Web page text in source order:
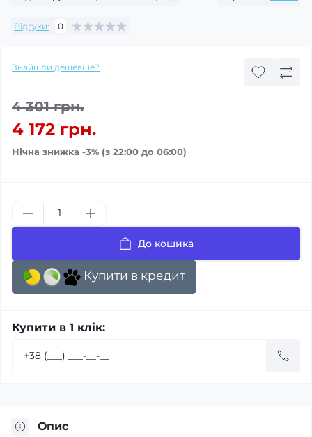
Відгуки: 0
Знайшли дешевше?
4 301 грн.
4 172 грн.
Нічна знижка -3% (з 22:00 до 06:00)
До кошика
Купити в кредит
Купити в 1 клік:
Опис